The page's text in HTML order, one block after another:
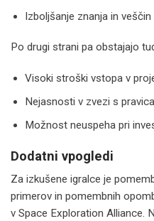
Izboljšanje znanja in veščin
Po drugi strani pa obstajajo
Visoki stroški vstopa v
Nejasnosti v zvezi s
Možnost neuspeha pri
Dodatni vpogledi
Za izkušene igralce je
primerov in pomembnih
v Space Exploration Alliance.